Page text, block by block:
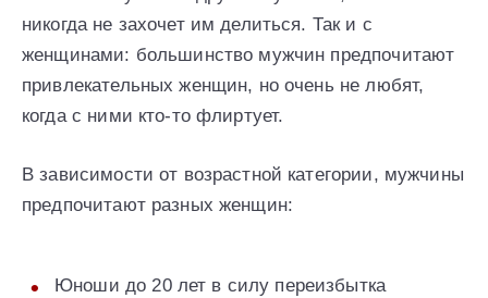
никогда не захочет им делиться. Так и с
женщинами: большинство мужчин предпочитают
привлекательных женщин, но очень не любят,
когда с ними кто-то флиртует.
В зависимости от возрастной категории, мужчины
предпочитают разных женщин:
Юноши до 20 лет в силу переизбытка